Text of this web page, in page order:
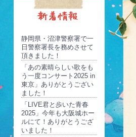
静岡県・沼津警察署で一
日警察署長を務めさせて
頂きました！
「あの素晴らしい歌をも
う一度コンサート2025 in
東京」ありがとうござい
ました！
「LIVE君と歩いた青春
2025」今年も大阪城ホー
ルにて！ありがとうござ
いました！